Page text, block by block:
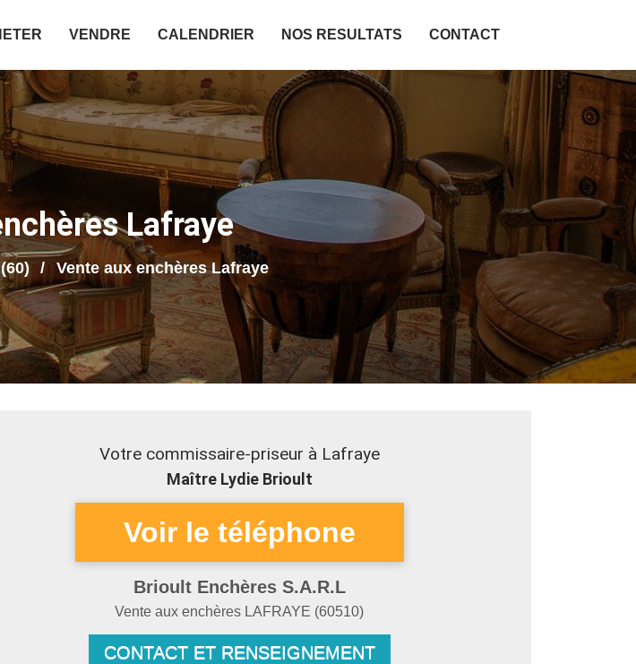
VENDRE CALENDRIER NOS RESULTATS CONTACT
Lafraye
Vente aux enchères Lafraye
Votre commissaire-priseur à Lafraye
Maître Lydie Brioult
Brioult Enchères S.A.R.L
Vente aux enchères LAFRAYE (60510)
CONTACT ET RENSEIGNEMENT